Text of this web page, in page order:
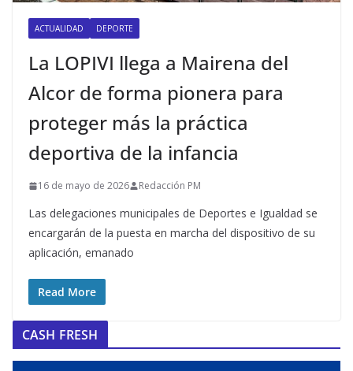
ACTUALIDAD DEPORTE
La LOPIVI llega a Mairena del
Alcor de forma pionera para
proteger más la práctica
deportiva de la infancia
16 de mayo de 2026 Redacción PM
Las delegaciones municipales de Deportes e Igualdad se
encargarán de la puesta en marcha del dispositivo de su
aplicación, emanado
Read More
CASH FRESH